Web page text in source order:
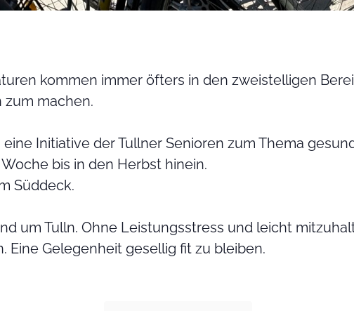
kommen immer öfters in den zweistelligen
zum machen.
Initiative der Tullner Senioren zum Thema
bis in den Herbst hinein.
Süddeck.
um Tulln. Ohne Leistungsstress und leicht
Gelegenheit gesellig fit zu bleiben.